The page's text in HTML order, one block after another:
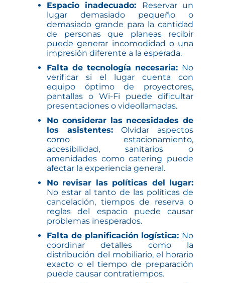
Espacio inadecuado: Reservar un
lugar demasiado pequeño o
demasiado grande para la cantidad
de personas que planeas recibir
puede generar incomodidad o una
impresión diferente a la esperada.
Falta de tecnología necesaria: No
verificar si el lugar cuenta con
equipo óptimo de proyectores,
pantallas o Wi-Fi puede dificultar
presentaciones o videollamadas.
No considerar las necesidades de
los asistentes:Olvidar aspectos
como estacionamiento,
accesibilidad, sanitarios o
amenidades como catering puede
afectar la experiencia general.
No revisar las políticas del lugar:
No estar al tanto de las políticas de
cancelación, tiempos de reserva o
reglas del espacio puede causar
problemas inesperados.
Falta de planificación logística: No
coordinar detalles como la
distribución del mobiliario, el horario
exacto o el tiempo de preparación
puede causar contratiempos.